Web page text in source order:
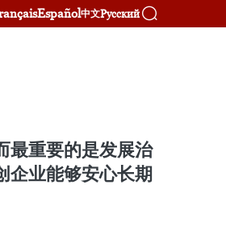
Español中文Русский
最重要的是发展治
企业能够安心长期